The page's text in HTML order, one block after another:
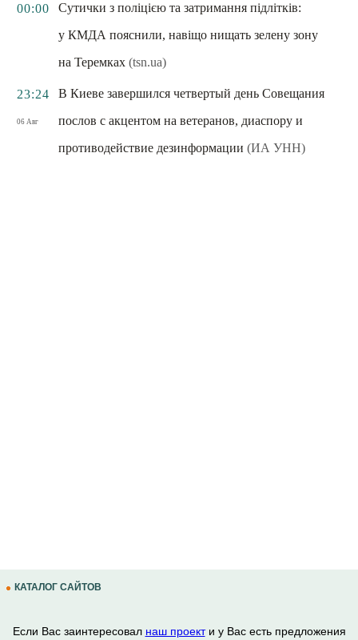
00:00
Сутички з поліцією та затримання підлітків:
у КМДА пояснили, навіщо нищать зелену зону
на Теремках (tsn.ua)
23:24
06 Авг
В Киеве завершился четвертый день Совещания
послов с акцентом на ветеранов, диаспору и
противодействие дезинформации (ИА УНН)
КАТАЛОГ САЙТОВ
Если Вас заинтересовал наш проекти у Вас есть предложения